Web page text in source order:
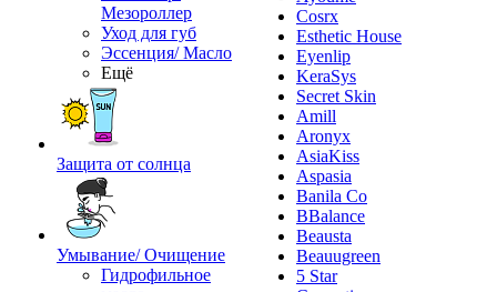
Мезороллер
Уход для губ
Эссенция/ Масло
Ещё
Защита от солнца
Умывание/ Очищение
Гидрофильное
Cosrx
Esthetic House
Eyenlip
KeraSys
Secret Skin
Amill
Aronyx
AsiaKiss
Aspasia
Banila Co
BBalance
Beausta
Beauugreen
5 Star